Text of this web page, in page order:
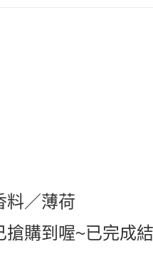
每筆NT$80，滿NT$799(含
國家/地區配送0330
料／薄荷
購到喔~已完成